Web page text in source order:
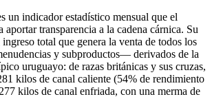
un indicador estadístico mensual que el
transparencia a la cadena cárnica. Su
total que genera la venta de todos los
y subproductos— derivados de la
uruguayo: de razas británicas y sus cruzas,
kilos de canal caliente (54% de rendimiento
kilos de canal enfriada, con una merma de